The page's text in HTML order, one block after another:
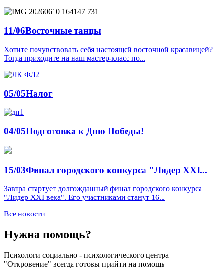
11/06Восточные танцы
Хотите почувствовать себя настоящей восточной красавицей?
Тогда приходите на наш мастер-класс по...
05/05Налог
04/05Подготовка к Дню Победы!
15/03Финал городского конкурса "Лидер XXI...
Завтра стартует долгожданный финал городского конкурса
"Лидер XXI века". Его участниками станут 16...
Все новости
Нужна помощь?
Психологи социально - психологического центра
"Откровение" всегда готовы прийти на помощь